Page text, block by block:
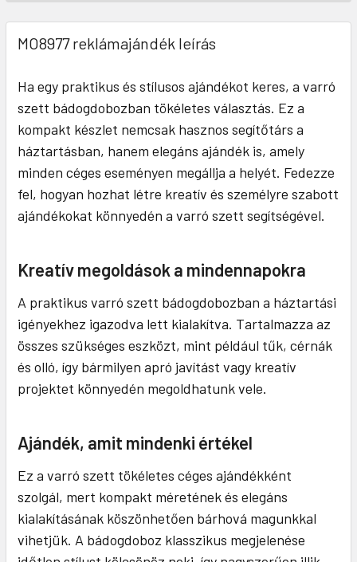
MO8977 reklámajándék leírás
Ha egy praktikus és stílusos ajándékot keres, a varró
szett bádogdobozban tökéletes választás. Ez a
kompakt készlet nemcsak hasznos segítőtárs a
háztartásban, hanem elegáns ajándék is, amely
minden céges eseményen megállja a helyét. Fedezze
fel, hogyan hozhat létre kreatív és személyre szabott
ajándékokat könnyedén a varró szett segítségével.
Kreatív megoldások a mindennapokra
A praktikus varró szett bádogdobozban a háztartási
igényekhez igazodva lett kialakítva. Tartalmazza az
összes szükséges eszközt, mint például tűk, cérnák
és olló, így bármilyen apró javítást vagy kreatív
projektet könnyedén megoldhatunk vele.
Ajándék, amit mindenki értékel
Ez a varró szett tökéletes céges ajándékként
szolgál, mert kompakt méretének és elegáns
kialakításának köszönhetően bárhová magunkkal
vihetjük. A bádogdoboz klasszikus megjelenése